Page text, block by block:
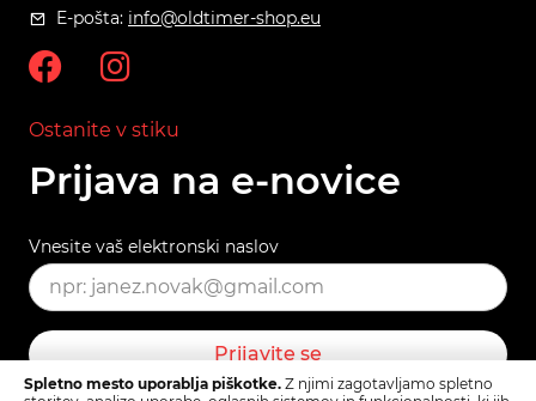
E-pošta: info@oldtimer-shop.eu
Ostanite v stiku
Prijava na e-novice
Vnesite vaš elektronski naslov
Prijavite se
Spletno mesto uporablja piškotke. Z njimi zagotavljamo spletno